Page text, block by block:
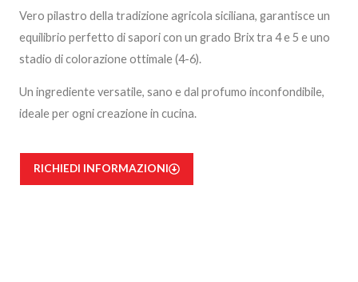
Vero pilastro della tradizione agricola siciliana, garantisce un
equilibrio perfetto di sapori con un grado Brix tra 4 e 5 e uno
stadio di colorazione ottimale (4-6).
Un ingrediente versatile, sano e dal profumo inconfondibile,
ideale per ogni creazione in cucina.
RICHIEDI INFORMAZIONI